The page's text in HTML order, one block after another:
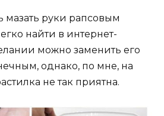
руки рапсовым
найти в интернет-
можно заменить его
однако, по мне, на
не так приятна.